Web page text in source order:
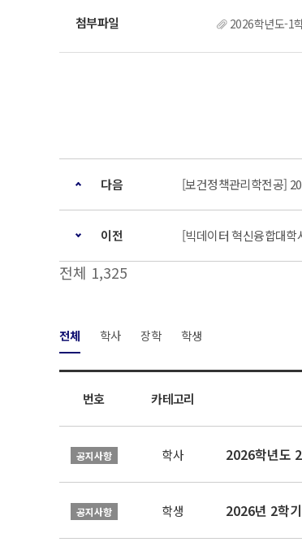
2026학년도-1
다음 [보건정책관리학전공]
이전 [빅데이터 혁신융합대
전체 1,325
전체 학사 장학 학생
번호 카테고리
공지사항 학사 2026학년도
공지사항 학생 2026년 2학